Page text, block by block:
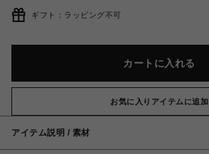
ギフト：ラッピング不可
カートに入れる
お気に入りアイテムに追加
アイテム説明 / 素材